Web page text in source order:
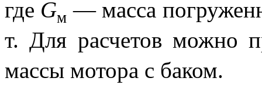
где Gм — масса
т. Для расчетов можно
массы мотора с баком.